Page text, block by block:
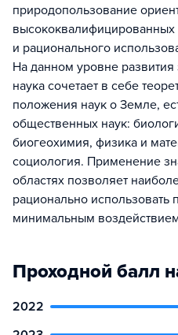
природопользование
высококвалифицированных
и рационального
На данном уровне
наука сочетает в себе
положения наук о Земле,
общественных наук:
биогеохимия, физика и
социология. Применение
областях позволяет
рационально
минимальным
Проходной балл
2022